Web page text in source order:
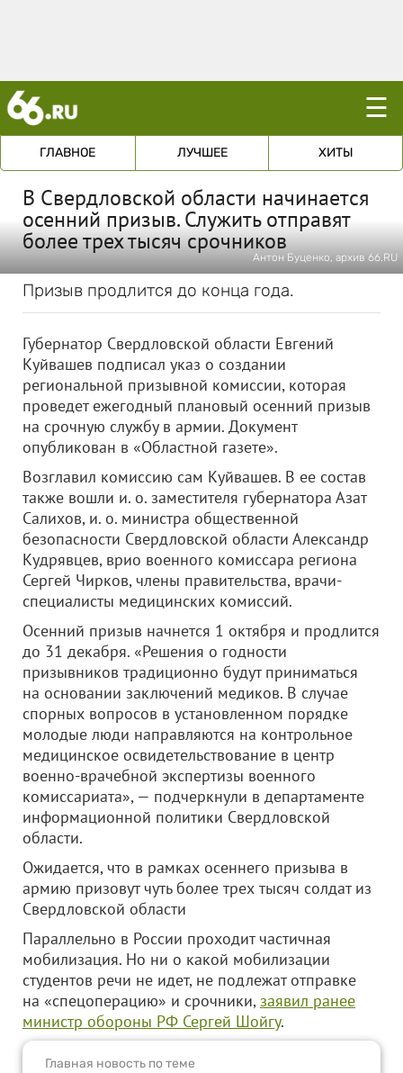
☰
ГЛАВНОЕ ЛУЧШЕЕ ХИТЫ
В Свердловской области начинается
осенний призыв. Служить отправят
более трех тысяч срочников
Антон Буценко, архив 66.RU
Призыв продлится до конца года.
Губернатор Свердловской области Евгений
Куйвашев подписал указ о создании
региональной призывной комиссии, которая
проведет ежегодный плановый осенний призыв
на срочную службу в армии. Документ
опубликован в «Областной газете».
Возглавил комиссию сам Куйвашев. В ее состав
также вошли и. о. заместителя губернатора Азат
Салихов, и. о. министра общественной
безопасности Свердловской области Александр
Кудрявцев, врио военного комиссара региона
Сергей Чирков, члены правительства, врачи-
специалисты медицинских комиссий.
Осенний призыв начнется 1 октября и продлится
до 31 декабря. «Решения о годности
призывников традиционно будут приниматься
на основании заключений медиков. В случае
спорных вопросов в установленном порядке
молодые люди направляются на контрольное
медицинское освидетельствование в центр
военно-врачебной экспертизы военного
комиссариата», — подчеркнули в департаменте
информационной политики Свердловской
области.
Ожидается, что в рамках осеннего призыва в
армию призовут чуть более трех тысяч солдат из
Свердловской области
Параллельно в России проходит частичная
мобилизация. Но ни о какой мобилизации
студентов речи не идет, не подлежат отправке
на «спецоперацию» и срочники,заявил ранее
министр обороны РФ Сергей Шойгу.
Главная новость по теме